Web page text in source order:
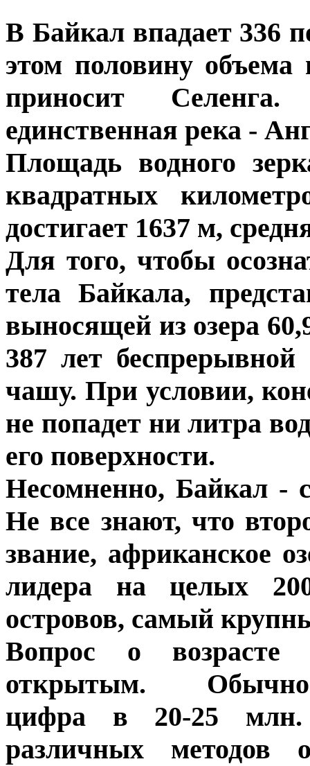
В Байкал впадает 336
этом половину
приносит
единственная река -
Площадь водного
квадратных
достигает 1637 м,
Для того, чтобы
тела Байкала,
выносящей из озера
387 лет
чашу. При условии,
не попадет ни литра
его поверхности.
Несомненно, Байкал -
Не все знают, что
звание, африканское
лидера на целых
островов, самый
Вопрос о возрасте
открытым. Обычно
цифра в 20-25 млн.
различных методов